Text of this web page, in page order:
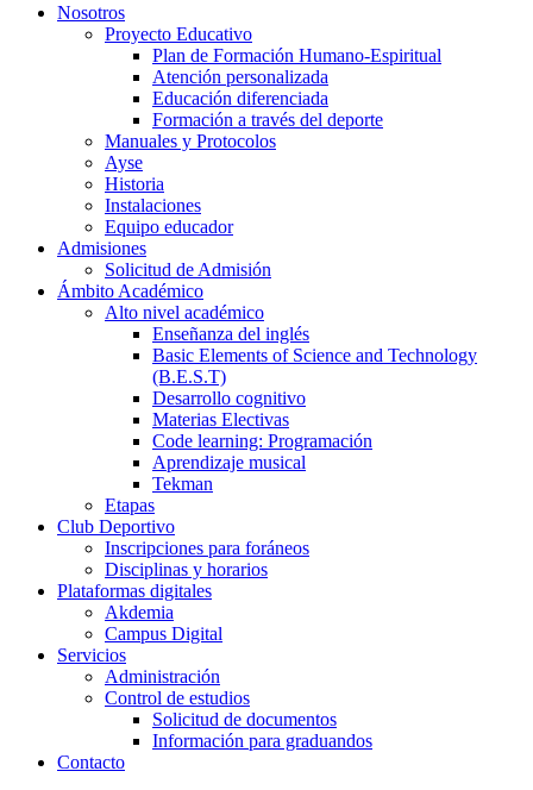
Nosotros
Proyecto Educativo
Plan de Formación Humano-Espiritual
Atención personalizada
Educación diferenciada
Formación a través del deporte
Manuales y Protocolos
Ayse
Historia
Instalaciones
Equipo educador
Admisiones
Solicitud de Admisión
Ámbito Académico
Alto nivel académico
Enseñanza del inglés
Basic Elements of Science and Technology
(B.E.S.T)
Desarrollo cognitivo
Materias Electivas
Code learning: Programación
Aprendizaje musical
Tekman
Etapas
Club Deportivo
Inscripciones para foráneos
Disciplinas y horarios
Plataformas digitales
Akdemia
Campus Digital
Servicios
Administración
Control de estudios
Solicitud de documentos
Información para graduandos
Contacto